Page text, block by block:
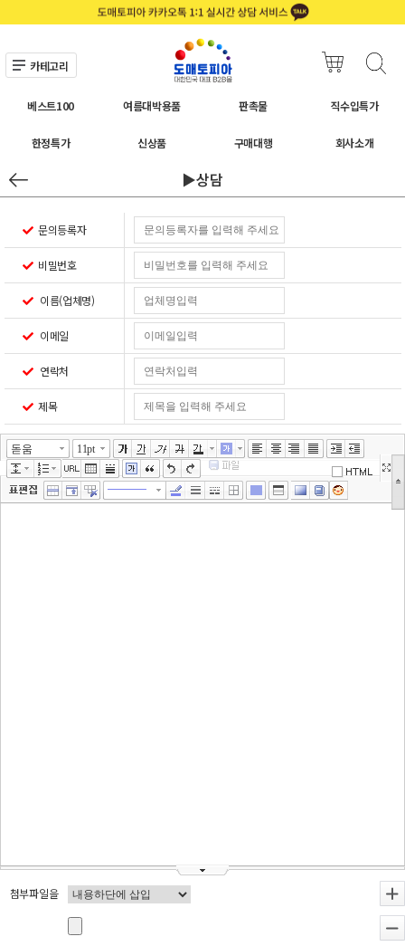
카테고리
베스트100 여름대박용품 판촉물 직수입특가
한정특가 신상품 구매대행 회사소개
▶상담
문의등록자
비밀번호
이름(업체명)
이메일
연락처
제목
돋움 11pt
첨부파일을